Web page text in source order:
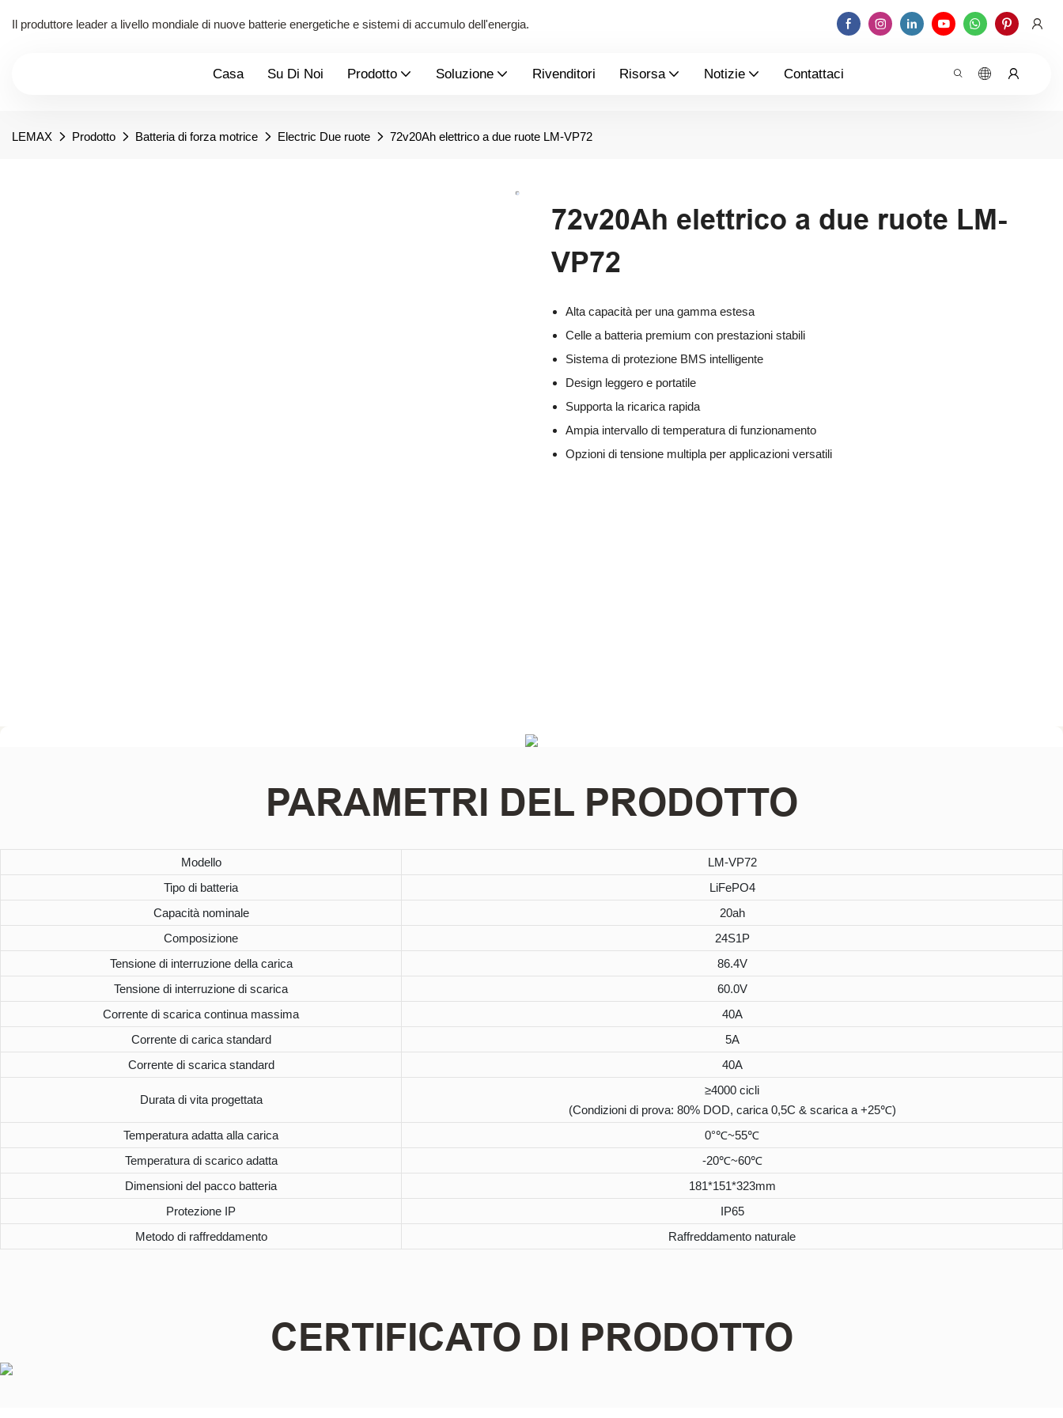
Il produttore leader a livello mondiale di nuove batterie energetiche e sistemi di accumulo dell'energia.
Casa Su Di Noi Prodotto Soluzione Rivenditori Risorsa Notizie Contattaci
LEMAX Prodotto Batteria di forza motrice Electric Due ruote 72v20Ah elettrico a due ruote LM-VP72
72v20Ah elettrico a due ruote LM-
VP72
Alta capacità per una gamma estesa
Celle a batteria premium con prestazioni stabili
Sistema di protezione BMS intelligente
Design leggero e portatile
Supporta la ricarica rapida
Ampia intervallo di temperatura di funzionamento
Opzioni di tensione multipla per applicazioni versatili
PARAMETRI DEL PRODOTTO
Modello
LM-VP72
Tipo di batteria
LiFePO4
Capacità nominale
20ah
Composizione
24S1P
Tensione di interruzione della carica
86.4V
Tensione di interruzione di scarica
60.0V
Corrente di scarica continua massima
40A
Corrente di carica standard
5A
Corrente di scarica standard
40A
Durata di vita progettata
≥4000 cicli
(Condizioni di prova: 80% DOD, carica 0,5C & scarica a +25℃)
Temperatura adatta alla carica
0°℃~55℃
Temperatura di scarico adatta
-20℃~60℃
Dimensioni del pacco batteria
181*151*323mm
Protezione IP
IP65
Metodo di raffreddamento
Raffreddamento naturale
CERTIFICATO DI PRODOTTO